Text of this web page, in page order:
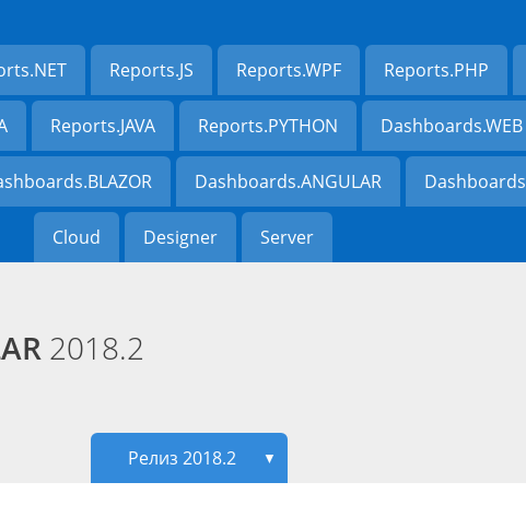
Reports.JS Reports.WPF Reports.PHP
Reports.JAVA Reports.PYTHON Dashboards.WEB
Dashboards.ANGULAR
Cloud Designer Server
2018.2
Релиз 2018.2 ▼